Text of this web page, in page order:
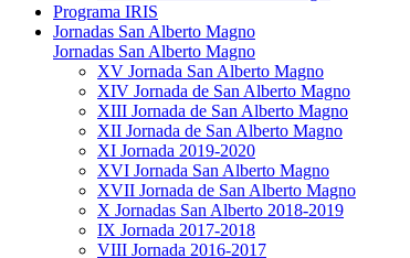
Programa IRIS
Jornadas San Alberto Magno
Jornadas San Alberto Magno
XV Jornada San Alberto Magno
XIV Jornada de San Alberto Magno
XIII Jornada de San Alberto Magno
XII Jornada de San Alberto Magno
XI Jornada 2019-2020
XVI Jornada San Alberto Magno
XVII Jornada de San Alberto Magno
X Jornadas San Alberto 2018-2019
IX Jornada 2017-2018
VIII Jornada 2016-2017